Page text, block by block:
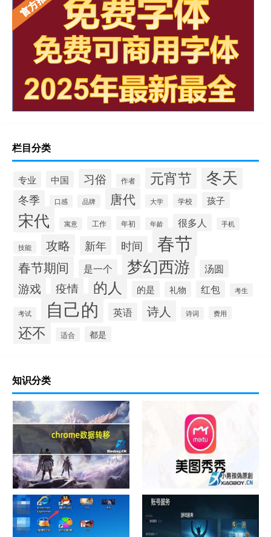
栏目分类
专业 中国 习俗 作者 元宵节 冬天
冬季 口感 品牌 唐代 大学 学校 孩子
宋代 寓意 工作 年初 年龄 很多人 手机
技能 攻略 新年 时间 春节
春节期间 是一个 梦幻西游 汤圆
游戏 疫情 的人 的是 礼物 红包 考生
考试 自己的 英语 诗人 诗词 费用
还不 适合 都是
知识分类
chrome数据转移 怎样给照片换背景